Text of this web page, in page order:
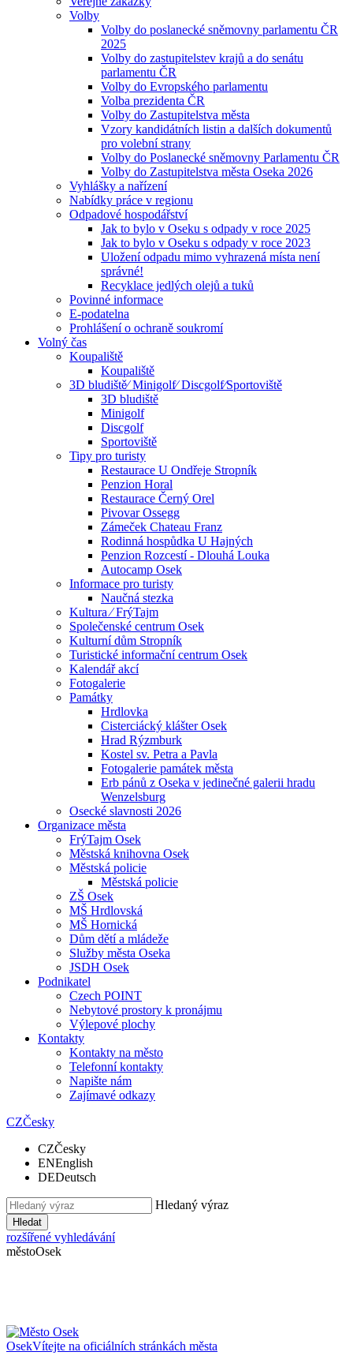
Volby
Volby do poslanecké sněmovny parlamentu ČR
2025
Volby do zastupitelstev krajů a do senátu
parlamentu ČR
Volby do Evropského parlamentu
Volba prezidenta ČR
Volby do Zastupitelstva města
Vzory kandidátních listin a dalších dokumentů
pro volební strany
Volby do Poslanecké sněmovny Parlamentu ČR
Volby do Zastupitelstva města Oseka 2026
Vyhlášky a nařízení
Nabídky práce v regionu
Odpadové hospodářství
Jak to bylo v Oseku s odpady v roce 2025
Jak to bylo v Oseku s odpady v roce 2023
Uložení odpadu mimo vyhrazená místa není
správné!
Recyklace jedlých olejů a tuků
Povinné informace
E-podatelna
Prohlášení o ochraně soukromí
Volný čas
Koupaliště
Koupaliště
3D bludiště⁄ Minigolf⁄ Discgolf⁄Sportoviště
3D bludiště
Minigolf
Discgolf
Sportoviště
Tipy pro turisty
Restaurace U Ondřeje Stropník
Penzion Horal
Restaurace Černý Orel
Pivovar Ossegg
Zámeček Chateau Franz
Rodinná hospůdka U Hajných
Penzion Rozcestí - Dlouhá Louka
Autocamp Osek
Informace pro turisty
Naučná stezka
Kultura ⁄ FrýTajm
Společenské centrum Osek
Kulturní dům Stropník
Turistické informační centrum Osek
Kalendář akcí
Fotogalerie
Památky
Hrdlovka
Cisterciácký klášter Osek
Hrad Rýzmburk
Kostel sv. Petra a Pavla
Fotogalerie památek města
Erb pánů z Oseka v jedinečné galerii hradu
Wenzelsburg
Osecké slavnosti 2026
Organizace města
FrýTajm Osek
Městská knihovna Osek
Městská policie
Městská policie
ZŠ Osek
MŠ Hrdlovská
MŠ Hornická
Dům dětí a mládeže
Služby města Oseka
JSDH Osek
Podnikatel
Czech POINT
Nebytové prostory k pronájmu
Výlepové plochy
Kontakty
Kontakty na město
Telefonní kontakty
Napište nám
Zajímavé odkazy
CZČesky
CZČesky
ENEnglish
DEDeutsch
Hledaný výraz
Hledat
rozšířené vyhledávání
městoOsek
OsekVítejte na oficiálních stránkách města